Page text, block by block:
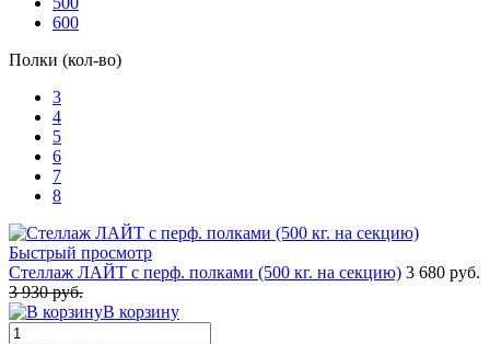
600
Полки (кол-во)
3
4
5
6
7
8
Быстрый просмотр
Стеллаж ЛАЙТ с перф. полками (500 кг. на секцию) 3 680 руб.
3 930 руб.
В корзину